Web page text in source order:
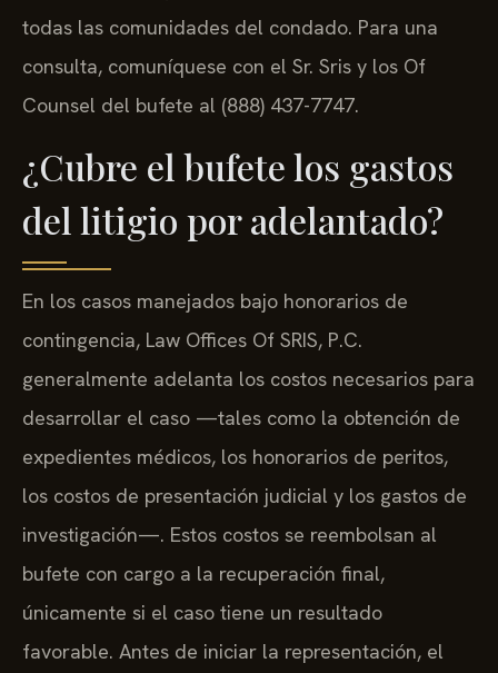
todas las comunidades del condado. Para una
consulta, comuníquese con el Sr. Sris y los Of
Counsel del bufete al (888) 437-7747.
¿Cubre el bufete los gastos
del litigio por adelantado?
En los casos manejados bajo honorarios de
contingencia, Law Offices Of SRIS, P.C.
generalmente adelanta los costos necesarios para
desarrollar el caso —tales como la obtención de
expedientes médicos, los honorarios de peritos,
los costos de presentación judicial y los gastos de
investigación—. Estos costos se reembolsan al
bufete con cargo a la recuperación final,
únicamente si el caso tiene un resultado
favorable. Antes de iniciar la representación, el